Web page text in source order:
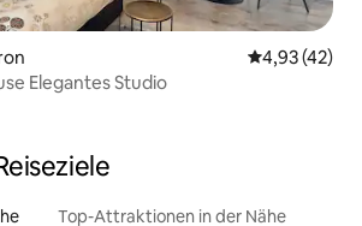
4,93 (42)
Elegantes Studio
Top-Attraktionen in der Nähe